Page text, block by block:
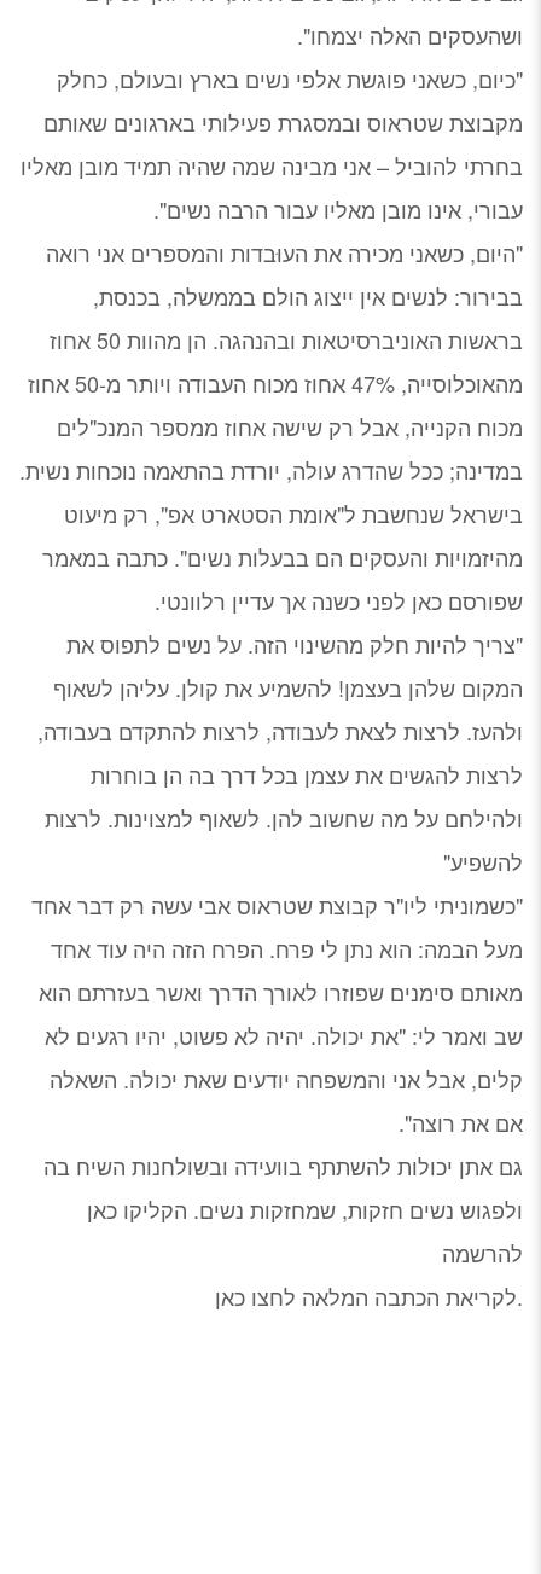
ושהעסקים האלה יצמחו".
"כיום, כשאני פוגשת אלפי נשים בארץ ובעולם, כחלק
מקבוצת שטראוס ובמסגרת פעילותי בארגונים שאותם
בחרתי להוביל – אני מבינה שמה שהיה תמיד מובן מאליו
עבורי, אינו מובן מאליו עבור הרבה נשים".
"היום, כשאני מכירה את העוּבדות והמספרים אני רואה
בבירור: לנשים אין ייצוג הולם בממשלה, בכנסת,
בראשות האוניברסיטאות ובהנהגה. הן מהוות 50 אחוז
מהאוכלוסייה, 47% אחוז מכוח העבודה ויותר מ-50 אחוז
מכוח הקנייה, אבל רק שישה אחוז ממספר המנכ"לים
במדינה; ככל שהדרג עולה, יורדת בהתאמה נוכחות נשית.
בישראל שנחשבת ל"אומת הסטארט אפ", רק מיעוט
מהיזמויות והעסקים הם בבעלות נשים". כתבה במאמר
שפורסם כאן לפני כשנה אך עדיין רלוונטי.
"צריך להיות חלק מהשינוי הזה. על נשים לתפוס את
המקום שלהן בעצמן! להשמיע את קולן. עליהן לשאוף
ולהעז. לרצות לצאת לעבודה, לרצות להתקדם בעבודה,
לרצות להגשים את עצמן בכל דרך בה הן בוחרות
ולהילחם על מה שחשוב להן. לשאוף למצוינות. לרצות
להשפיע"
"כשמוניתי ליו"ר קבוצת שטראוס אבי עשה רק דבר אחד
מעל הבמה: הוא נתן לי פרח. הפרח הזה היה עוד אחד
מאותם סימנים שפוזרו לאורך הדרך ואשר בעזרתם הוא
שב ואמר לי: "את יכולה. יהיה לא פשוט, יהיו רגעים לא
קלים, אבל אני והמשפחה יודעים שאת יכולה. השאלה
אם את רוצה".
גם אתן יכולות להשתתף בוועידה ובשולחנות השיח בה
ולפגוש נשים חזקות, שמחזקות נשים. הקליקו כאן
להרשמה
.לקריאת הכתבה המלאה לחצו כאן